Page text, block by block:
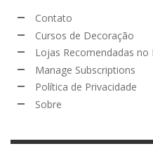
Contato
Cursos de Decoração
Lojas Recomendadas no
Manage Subscriptions
Política de Privacidade
Sobre